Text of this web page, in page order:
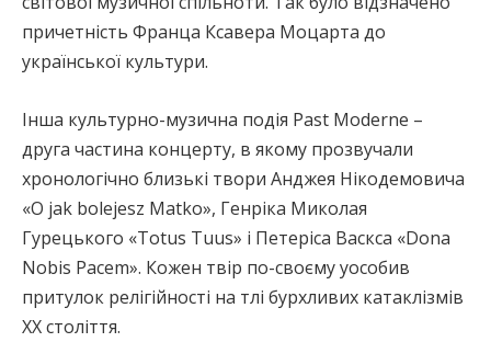
причетність Франца Ксавера Моцарта до
української культури.
Інша культурно-музична подія Past Moderne –
друга частина концерту, в якому прозвучали
хронологічно близькі твори Анджея Нікодемовича
«O jak bolejesz Matko», Генріка Миколая
Гурецького «Totus Tuus» і Петеріса Васкса «Dona
Nobis Pacem». Кожен твір по-своєму уособив
притулок релігійності на тлі бурхливих катаклізмів
XX століття.